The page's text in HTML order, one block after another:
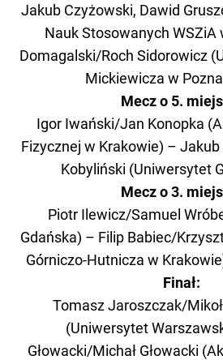
Jakub Czyżowski, Dawid
Nauk Stosowanych WSZiA
Domagalski/Roch Sidorowicz
Mickiewicza w
Mecz o 5.
Igor Iwański/Jan Konopka
Fizycznej w Krakowie) –
Kobyliński (Uniwersytet
Mecz o 3.
Piotr Ilewicz/Samuel
Gdańska) – Filip Babiec/
Górniczo-Hutnicza w
Finał:
Tomasz Jaroszczak/
(Uniwersytet
Głowacki/Michał Głowacki